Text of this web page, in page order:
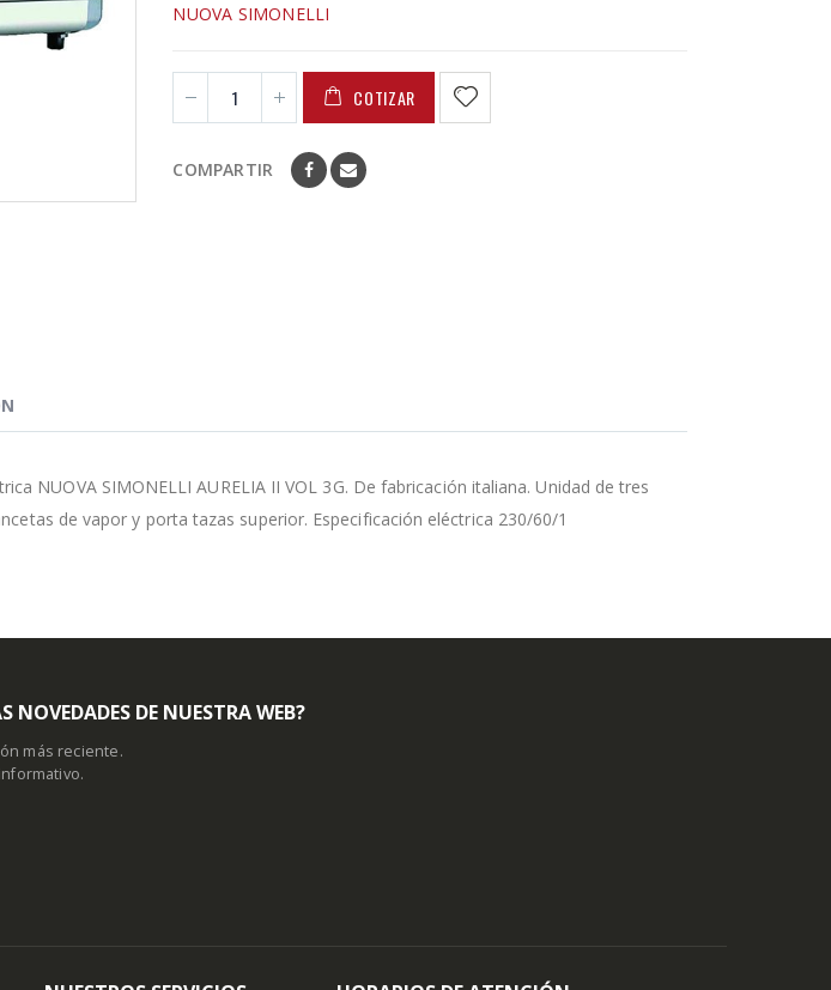
NUOVA SIMONELLI
COTIZAR
COMPARTIR
NUOVA SIMONELLI AURELIA II VOL 3G. De fabricación italiana. Unidad de tres
de vapor y porta tazas superior. Especificación eléctrica 230/60/1
NOVEDADES DE NUESTRA WEB?
más reciente.